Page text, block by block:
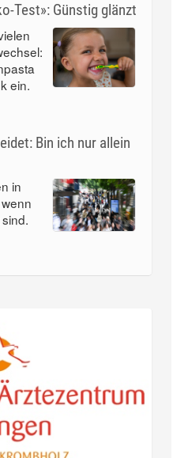
Test»: Günstig glänzt
ein.
Bin ich nur allein
in